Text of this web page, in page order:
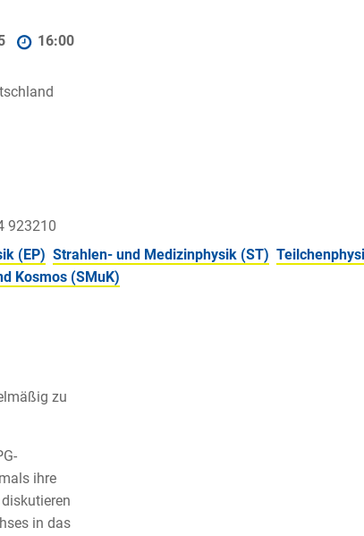
16:00
923210
(EP) Strahlen- und Medizinphysik (ST)
Kosmos (SMuK)
zu
ihre
in das